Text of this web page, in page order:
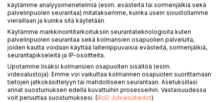
Iiris linssikeitossa on fiktiivinen nuoren optikon kasvutarina,
joka on koottu kautta Suomen optikoilta kerätyistä aidoista
asiakaskohtaamisista ja alan kehityksestä romaanin keinoin.
Työn kautta kohdattavat ihmiset, työhön sitoutuminen ja
erityisesti työnilo ovat romaanin keskiössä.
KIRJAILIJA
käytämme analyysimenetelmiä (esim. evästeitä tai sormenjälkiä sekä
palvelinpuolen seurantaa) mitataksemme, kuinka usein sivustollamme
vieraillaan ja kuinka sitä käytetään.
Käytämme markkinointitarkoituksiin seurantateknologioita kuten
palvelinpuolen seurantaa sekä kolmansien osapuolien palveluita,
joiden kautta voidaan käyttää laiteriippuvaisia evästeitä, sormenjälkiä,
seurantapikseleitä ja IP-osoitteita.
Upotamme lisäksi kolmansien osapuolten sisältöä (esim.
videoalustoja). Emme voi vaikuttaa kolmannen osapuolen suorittamaan
tietojen jatkokäsittelyyn tai mahdolliseen seurantaan. Asetuksillasi
annat suostumuksen edellä kuvattuihin prosesseihin. Vastaisuudessa
voit peruuttaa suostumuksesi. (BoD Julkaisutiedot)